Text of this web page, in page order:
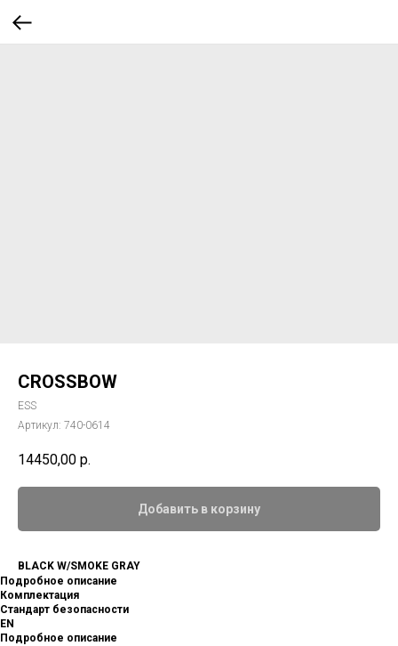
CROSSBOW
ESS
Артикул: 740-0614
14450,00 р.
Добавить в корзину
BLACK W/SMOKE GRAY
Подробное описание
Комплектация
Стандарт безопасности
EN
Подробное описание